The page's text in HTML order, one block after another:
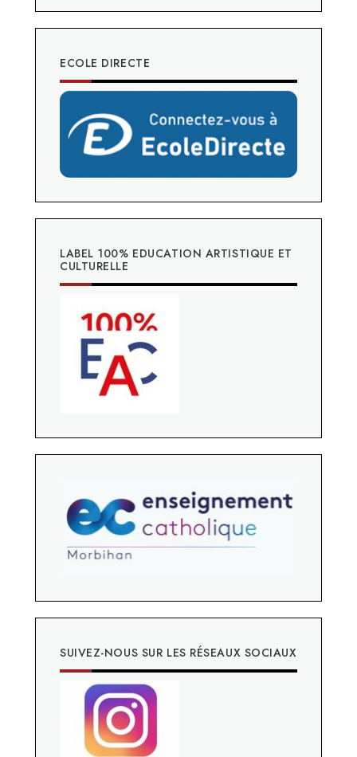
ECOLE DIRECTE
LABEL 100% EDUCATION ARTISTIQUE ET
CULTURELLE
SUIVEZ-NOUS SUR LES RÉSEAUX SOCIAUX